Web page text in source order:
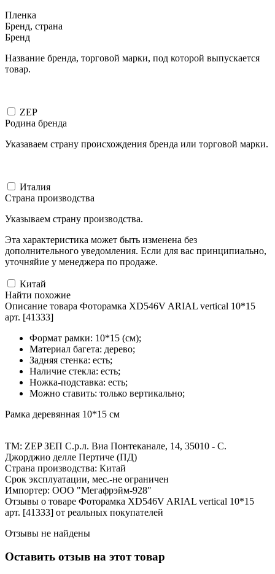
Пленка
Бренд, страна
Бренд
Название бренда, торговой марки, под которой выпускается
товар.
ZEP
Родина бренда
Указаваем страну происхождения бренда или торговой марки.
Италия
Страна производства
Указываем страну производства.
Эта характеристика может быть изменена без
дополнительного уведомления. Если для вас принципиально,
уточняйие у менеджера по продаже.
Китай
Найти похожие
Описание товара Фоторамка XD546V ARIAL vertical 10*15
арт. [41333]
Формат рамки: 10*15 (см);
Материал багета: дерево;
Задняя стенка: есть;
Наличие стекла: есть;
Ножка-подставка: есть;
Можно ставить: только вертикально;
Рамка деревянная 10*15 см
ТМ: ZEP ЗЕП С.р.л. Виа Понтеканале, 14, 35010 - С.
Джорджио делле Пертиче (ПД)
Страна производства: Китай
Срок эксплуатации, мес.-не ограничен
Импортер: ООО "Мегафрэйм-928"
Отзывы о товаре Фоторамка XD546V ARIAL vertical 10*15
арт. [41333] от реальных покупателей
Отзывы не найдены
Оставить отзыв на этот товар